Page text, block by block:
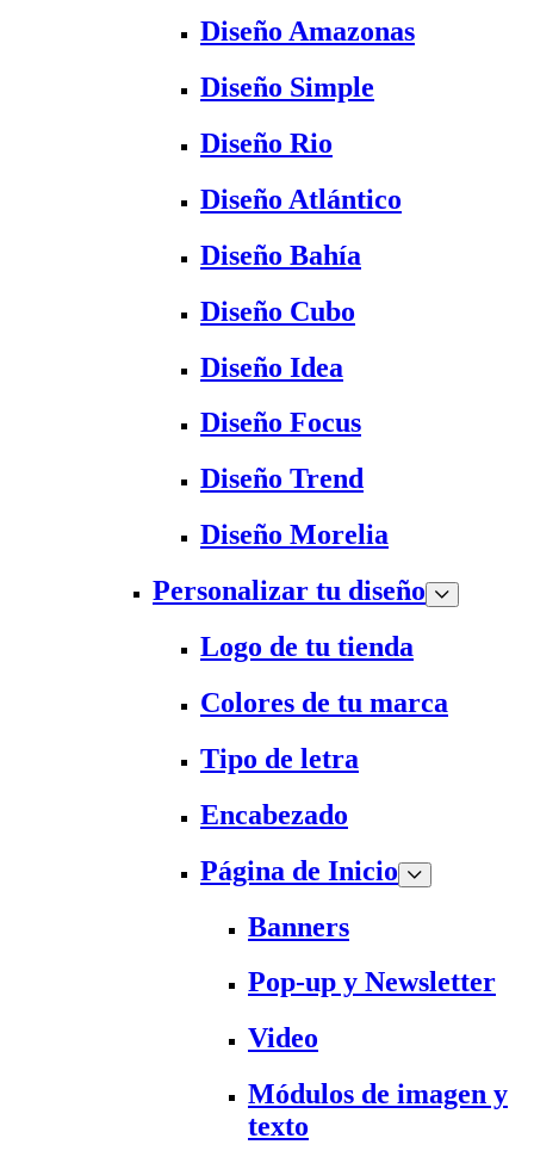
Diseño Amazonas
Diseño Simple
Diseño Rio
Diseño Atlántico
Diseño Bahía
Diseño Cubo
Diseño Idea
Diseño Focus
Diseño Trend
Diseño Morelia
Personalizar tu diseño
Logo de tu tienda
Colores de tu marca
Tipo de letra
Encabezado
Página de Inicio
Banners
Pop-up y Newsletter
Video
Módulos de imagen y
texto